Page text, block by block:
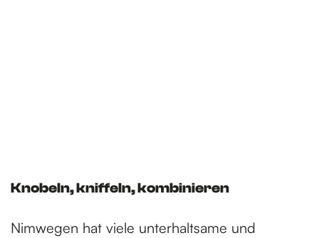
Knobeln, kniffeln, kombinieren
Nimwegen hat viele unterhaltsame und